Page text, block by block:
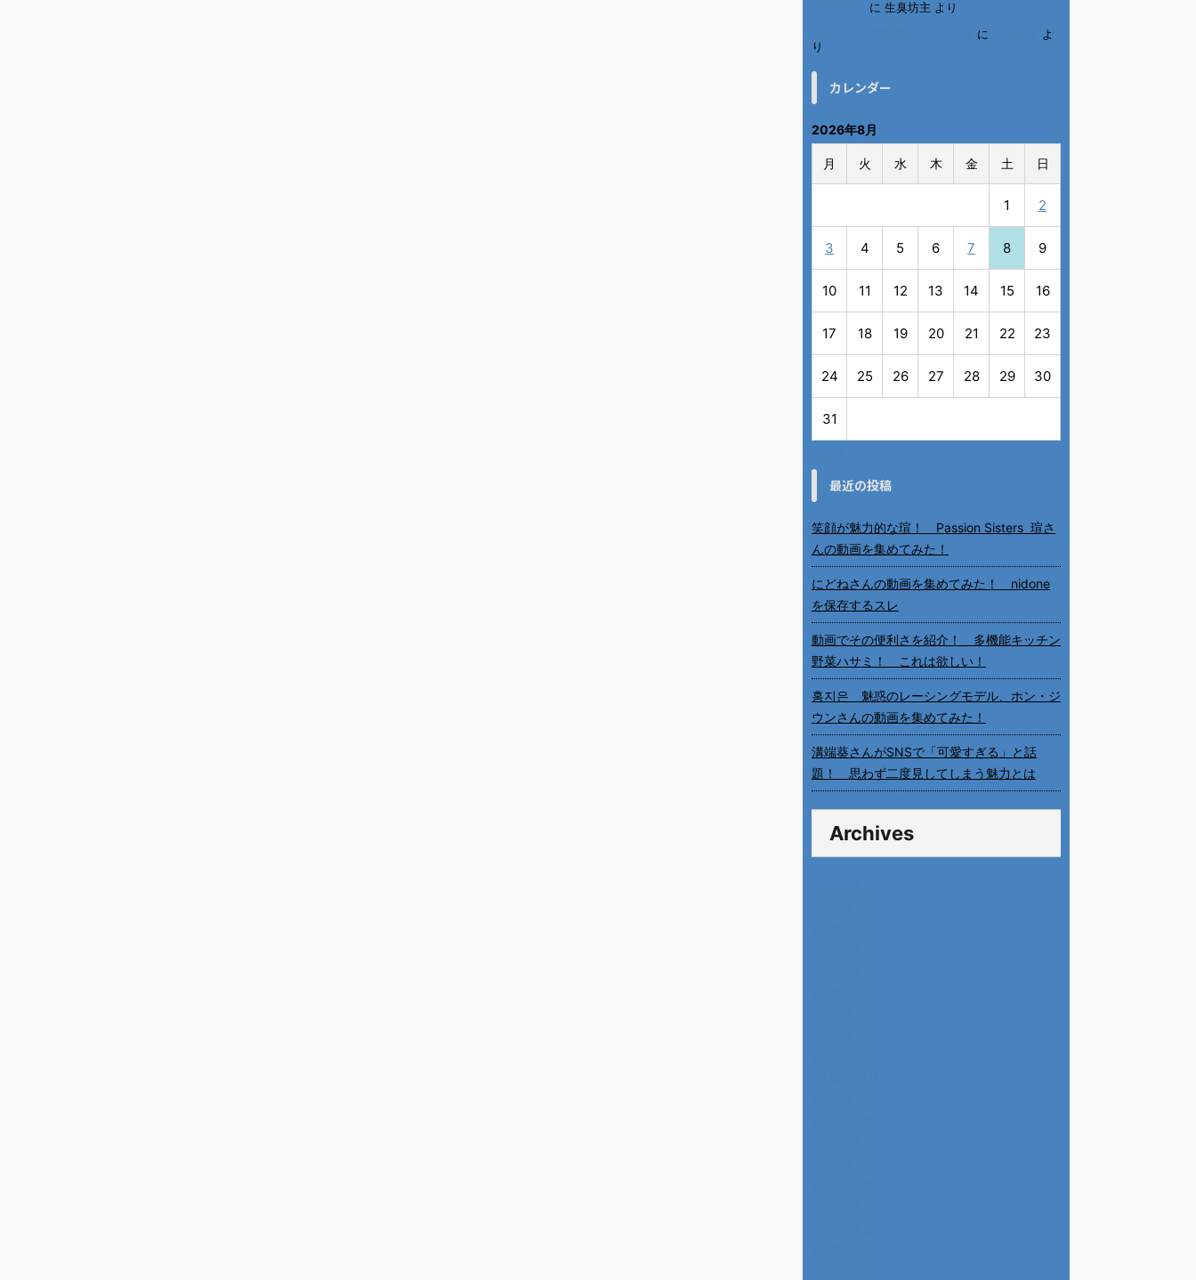
に 生臭坊主 より
に
よ
り
カレンダー
2026年8月
月 火 水 木 金 土 日
1 2
3 4 5 6 7 8 9
10 11 12 13 14 15 16
17 18 19 20 21 22 23
24 25 26 27 28 29 30
31
最近の投稿
笑顔が魅力的な瑄！ Passion Sisters 瑄さ
んの動画を集めてみた！
にどねさんの動画を集めてみた！ nidone
を保存するスレ
動画でその便利さを紹介！ 多機能キッチン
野菜ハサミ！ これは欲しい！
홍지은 魅惑のレーシングモデル、ホン・ジ
ウンさんの動画を集めてみた！
溝端葵さんがSNSで「可愛すぎる」と話
題！ 思わず二度見してしまう魅力とは
Archives